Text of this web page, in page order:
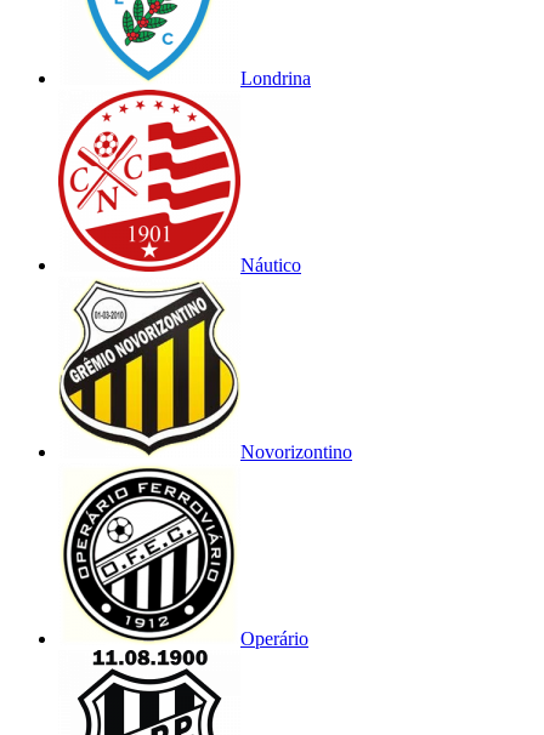
Londrina
Náutico
Novorizontino
Operário